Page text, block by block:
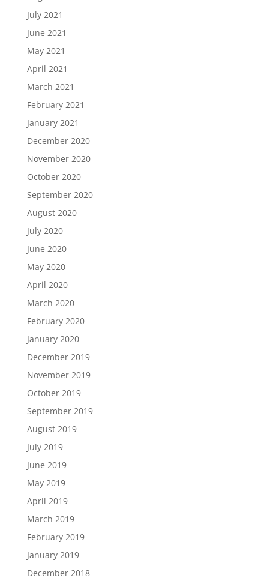
July 2021
June 2021
May 2021
April 2021
March 2021
February 2021
January 2021
December 2020
November 2020
October 2020
September 2020
August 2020
July 2020
June 2020
May 2020
April 2020
March 2020
February 2020
January 2020
December 2019
November 2019
October 2019
September 2019
August 2019
July 2019
June 2019
May 2019
April 2019
March 2019
February 2019
January 2019
December 2018